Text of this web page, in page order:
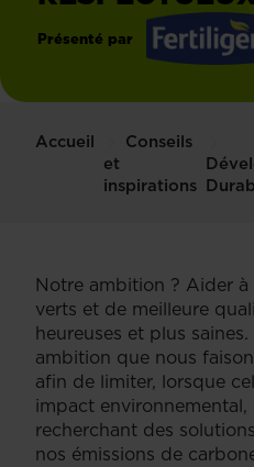
Présenté par
Accueil
Conseils
et
inspirations
Notre ambition ? Aider à
verts et de meilleure
heureuses et plus
ambition que nous
afin de limiter, lorsque
impact
recherchant des
nos émissions de